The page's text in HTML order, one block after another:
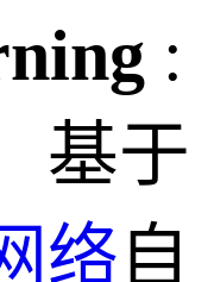
:
基于
络自